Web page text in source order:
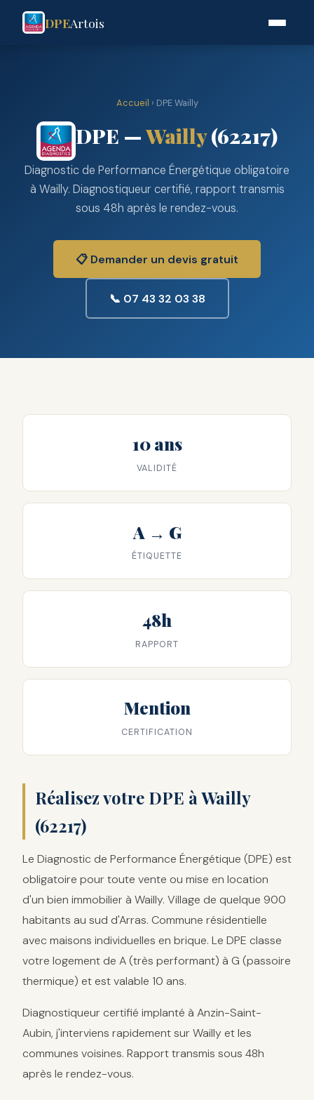
DPEArtois
Accueil › DPE Wailly
DPE —Wailly(62217)
Diagnostic de Performance Énergétique obligatoire
à Wailly. Diagnostiqueur certifié, rapport transmis
sous 48h après le rendez-vous.
📋 Demander un devis gratuit
📞 07 43 32 03 38
10 ans
VALIDITÉ
A → G
ÉTIQUETTE
48h
RAPPORT
Mention
CERTIFICATION
Réalisez votre DPE à Wailly
(62217)
Le Diagnostic de Performance Énergétique (DPE) est
obligatoire pour toute vente ou mise en location
d'un bien immobilier à Wailly. Village de quelque 900
habitants au sud d'Arras. Commune résidentielle
avec maisons individuelles en brique. Le DPE classe
votre logement de A (très performant) à G (passoire
thermique) et est valable 10 ans.
Diagnostiqueur certifié implanté à Anzin-Saint-
Aubin, j'interviens rapidement sur Wailly et les
communes voisines. Rapport transmis sous 48h
après le rendez-vous.